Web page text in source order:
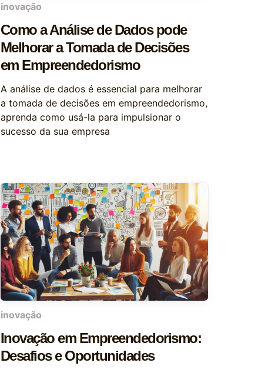
inovação
Como a Análise de Dados pode
Melhorar a Tomada de Decisões
em Empreendedorismo
A análise de dados é essencial para melhorar
a tomada de decisões em empreendedorismo,
aprenda como usá-la para impulsionar o
sucesso da sua empresa
inovação
Inovação em Empreendedorismo:
Desafios e Oportunidades